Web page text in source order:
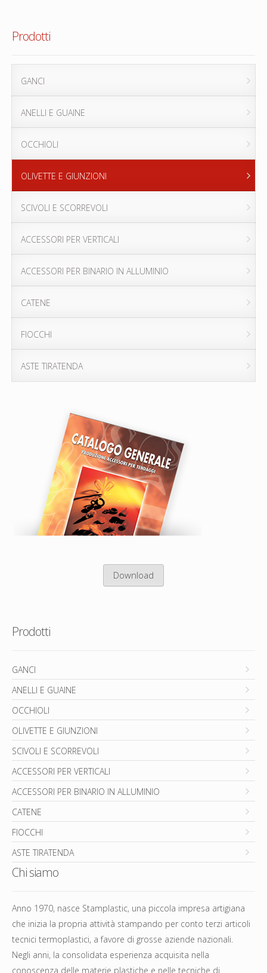
Prodotti
GANCI
ANELLI E GUAINE
OCCHIOLI
OLIVETTE E GIUNZIONI
SCIVOLI E SCORREVOLI
ACCESSORI PER VERTICALI
ACCESSORI PER BINARIO IN ALLUMINIO
CATENE
FIOCCHI
ASTE TIRATENDA
Download
Prodotti
GANCI
ANELLI E GUAINE
OCCHIOLI
OLIVETTE E GIUNZIONI
SCIVOLI E SCORREVOLI
ACCESSORI PER VERTICALI
ACCESSORI PER BINARIO IN ALLUMINIO
CATENE
FIOCCHI
ASTE TIRATENDA
Chi siamo
Anno 1970, nasce Stamplastic, una piccola impresa artigiana
che inizia la propria attività stampando per conto terzi articoli
tecnici termoplastici, a favore di grosse aziende nazionali.
Negli anni, la consolidata esperienza acquisita nella
conoscenza delle materie plastiche e nelle tecniche di